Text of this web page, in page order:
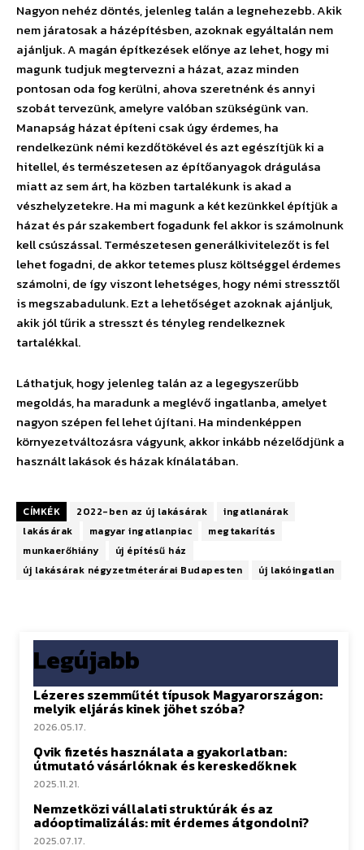
Nagyon nehéz döntés, jelenleg talán a legnehezebb. Akik
nem járatosak a házépítésben, azoknak egyáltalán nem
ajánljuk. A magán építkezések előnye az lehet, hogy mi
magunk tudjuk megtervezni a házat, azaz minden
pontosan oda fog kerülni, ahova szeretnénk és annyi
szobát tervezünk, amelyre valóban szükségünk van.
Manapság házat építeni csak úgy érdemes, ha
rendelkezünk némi kezdőtökével és azt egészítjük ki a
hitellel, és természetesen az építőanyagok drágulása
miatt az sem árt, ha közben tartalékunk is akad a
vészhelyzetekre. Ha mi magunk a két kezünkkel építjük a
házat és pár szakembert fogadunk fel akkor is számolnunk
kell csúszással. Természetesen generálkivitelezőt is fel
lehet fogadni, de akkor tetemes plusz költséggel érdemes
számolni, de így viszont lehetséges, hogy némi stressztől
is megszabadulunk. Ezt a lehetőséget azoknak ajánljuk,
akik jól tűrik a stresszt és tényleg rendelkeznek
tartalékkal.
Láthatjuk, hogy jelenleg talán az a legegyszerűbb
megoldás, ha maradunk a meglévő ingatlanba, amelyet
nagyon szépen fel lehet újítani. Ha mindenképpen
környezetváltozásra vágyunk, akkor inkább nézelődjünk a
használt lakások és házak kínálatában.
CÍMKÉK 2022-ben az új lakásárak
ingatlanárak
lakásárak
magyar ingatlanpiac
megtakarítás
munkaerőhiány
új építésű ház
új lakásárak négyzetméterárai Budapesten
új lakóingatlan
Legújabb
Lézeres szemműtét típusok Magyarországon:
melyik eljárás kinek jöhet szóba?
2026.05.17.
Qvik fizetés használata a gyakorlatban:
útmutató vásárlóknak és kereskedőknek
2025.11.21.
Nemzetközi vállalati struktúrák és az
adóoptimalizálás: mit érdemes átgondolni?
2025.07.17.